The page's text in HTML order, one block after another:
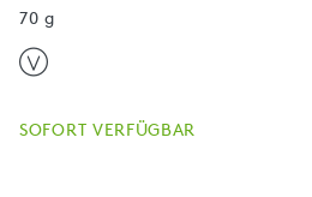
70 g
SOFORT VERFÜGBAR